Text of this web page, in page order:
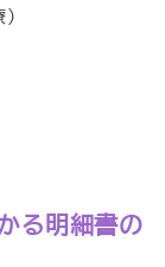
る明細書の